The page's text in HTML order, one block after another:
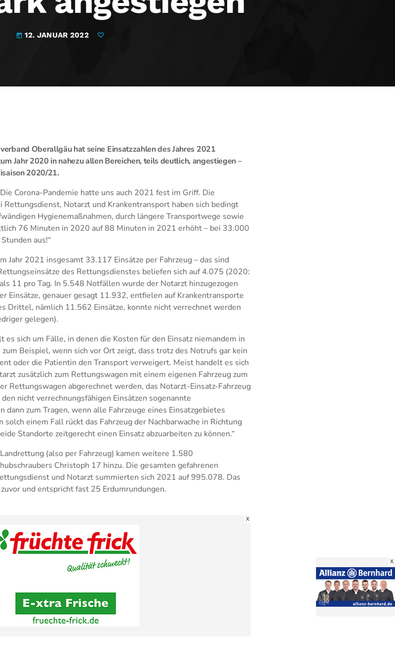
today 12. JANUAR 2022
Oberallgäu hat seine Einsatzzahlen des Jahres 2021
Jahr 2020 in nahezu allen Bereichen, teils deutlich, angestiegen –
2020/21.
Corona-Pandemie hatte uns auch 2021 fest im Griff. Die
Rettungsdienst, Notarzt und Krankentransport haben sich bedingt
Hygienemaßnahmen, durch längere Transportwege sowie
76 Minuten in 2020 auf 88 Minuten in 2021 erhöht – bei 33.000
aus!“
Jahr 2021 insgesamt 33.117 Einsätze per Fahrzeug – das sind
des Rettungsdienstes beliefen sich auf 4.075 (2020:
11 pro Tag. In 5.548 Notfällen wurde der Notarzt hinzugezogen
Einsätze, genauer gesagt 11.932, entfielen auf Krankentransporte
Drittel, nämlich 11.562 Einsätze, konnte nicht verrechnet werden
gelegen).
es sich um Fälle, in denen die Kosten für den Einsatz niemandem in
Beispiel, wenn sich vor Ort zeigt, dass trotz des Notrufs gar kein
oder die Patientin den Transport verweigert. Meist handelt es sich
zusätzlich zum Rettungswagen mit einem eigenen Fahrzeug zum
Rettungswagen abgerechnet werden, das Notarzt-Einsatz-Fahrzeug
nicht verrechnungsfähigen Einsätzen sogenannte
dann zum Tragen, wenn alle Fahrzeuge eines Einsatzgebietes
einem Fall rückt das Fahrzeug der Nachbarwache in Richtung
Standorte zeitgerecht einen Einsatz abzuarbeiten zu können.“
(also per Fahrzeug) kamen weitere 1.580
Christoph 17 hinzu. Die gesamten gefahrenen
und Notarzt summierten sich 2021 auf 995.078. Das
und entspricht fast 25 Erdumrundungen.
X
X